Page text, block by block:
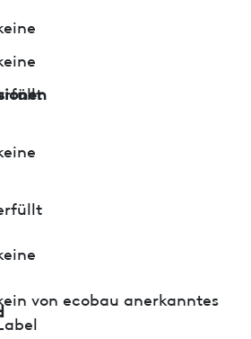
von ecobau anerkanntes